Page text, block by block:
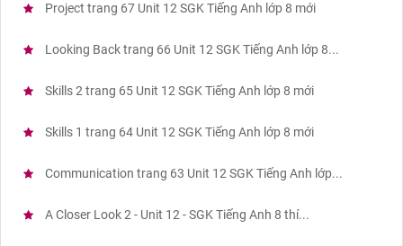
Project trang 67 Unit 12 SGK Tiếng Anh lớp 8 mới
Looking Back trang 66 Unit 12 SGK Tiếng Anh lớp 8...
Skills 2 trang 65 Unit 12 SGK Tiếng Anh lớp 8 mới
Skills 1 trang 64 Unit 12 SGK Tiếng Anh lớp 8 mới
Communication trang 63 Unit 12 SGK Tiếng Anh lớp...
A Closer Look 2 - Unit 12 - SGK Tiếng Anh 8 thí...